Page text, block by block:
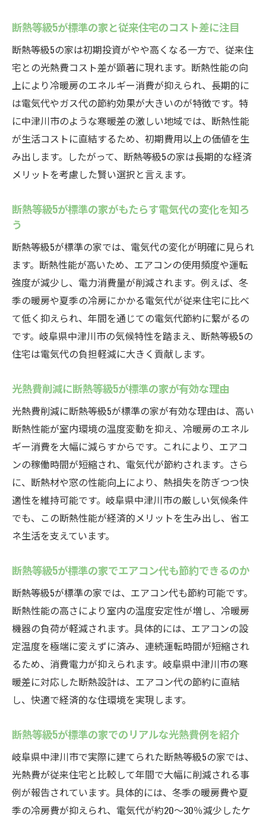
断熱等級5が標準の家で快適な温度を保つコ
ツ
断熱等級5が標準の家とエアコンの相性の良
さとは
断熱等級5が標準の家でエアコン電気代の節
約実感
快適な暮らしを叶える断熱等級5住宅の魅力
断熱等級5が標準の家で快適さが向上する理
由
生活
える
断熱等級5が標準の家は長期的な快適性も魅
力
断熱等級5が標準の家でストレスフリーな毎
日へ
断熱等級5が標準の家で感じる住み心地の変
電気代節約を目指すなら断熱等級5の家
断熱等級5が標準の家は電気代節約に効果的
断熱等級5が標準の家でできる光熱費の見直
し方
断熱等級5が標準の家と省エネ家電の組み合
わせ術
断熱等級5が標準の家で電気代が下がる仕組
み解説
断熱等級5が標準の家で賢く節約するポイン
断熱等級5が標準の家で実践できる節電アイ
デア
岐阜県中津川市の気候に合う断熱等級5住宅とは
断熱等級5が標準の家が中津川市の気候に適
する理由
断熱等級5が標準の家で寒暖差の大きい地域
も安心
現する
中津川市で断熱等級5が標準の家がおすすめ
な訳
断熱等級5が標準の家で地域特性に対応する
工夫
断熱等級5が標準の家と従来住宅のコスト差に注目
断熱等級5の家は初期投資がやや高くなる一方で、従来住
宅との光熱費コスト差が顕著に現れます。断熱性能の向
上により冷暖房のエネルギー消費が抑えられ、長期的に
は電気代やガス代の節約効果が大きいのが特徴です。特
に中津川市のような寒暖差の激しい地域では、断熱性能
が生活コストに直結するため、初期費用以上の価値を生
み出します。したがって、断熱等級5の家は長期的な経済
メリットを考慮した賢い選択と言えます。
断熱等級5が標準の家がもたらす電気代の変化を知ろ
う
断熱等級5が標準の家では、電気代の変化が明確に見られ
ます。断熱性能が高いため、エアコンの使用頻度や運転
強度が減少し、電力消費量が削減されます。例えば、冬
季の暖房や夏季の冷房にかかる電気代が従来住宅に比べ
て低く抑えられ、年間を通じての電気代節約に繋がるの
です。岐阜県中津川市の気候特性を踏まえ、断熱等級5の
住宅は電気代の負担軽減に大きく貢献します。
光熱費削減に断熱等級5が標準の家が有効な理由
光熱費削減に断熱等級5が標準の家が有効な理由は、高い
断熱性能が室内環境の温度変動を抑え、冷暖房のエネル
ギー消費を大幅に減らすからです。これにより、エアコ
ンの稼働時間が短縮され、電気代が節約されます。さら
に、断熱材や窓の性能向上により、熱損失を防ぎつつ快
適性を維持可能です。岐阜県中津川市の厳しい気候条件
でも、この断熱性能が経済的メリットを生み出し、省エ
ネ生活を支えています。
断熱等級5が標準の家でエアコン代も節約できるのか
断熱等級5が標準の家では、エアコン代も節約可能です。
断熱性能の高さにより室内の温度安定性が増し、冷暖房
機器の負荷が軽減されます。具体的には、エアコンの設
定温度を極端に変えずに済み、連続運転時間が短縮され
るため、消費電力が抑えられます。岐阜県中津川市の寒
暖差に対応した断熱設計は、エアコン代の節約に直結
し、快適で経済的な住環境を実現します。
断熱等級5が標準の家でのリアルな光熱費例を紹介
岐阜県中津川市で実際に建てられた断熱等級5の家では、
光熱費が従来住宅と比較して年間で大幅に削減される事
例が報告されています。具体的には、冬季の暖房費や夏
季の冷房費が抑えられ、電気代が約20～30％減少したケ